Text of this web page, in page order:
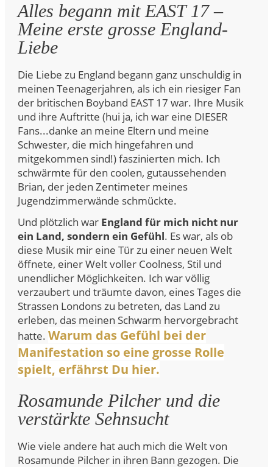
Alles begann mit EAST 17 –
Meine erste grosse England-
Liebe
Die Liebe zu England begann ganz unschuldig in
meinen Teenagerjahren, als ich ein riesiger Fan
der britischen Boyband EAST 17 war. Ihre Musik
und ihre Auftritte (hui ja, ich war eine DIESER
Fans...danke an meine Eltern und meine
Schwester, die mich hingefahren und
mitgekommen sind!) faszinierten mich. Ich
schwärmte für den coolen, gutaussehenden
Brian, der jeden Zentimeter meines
Jugendzimmerwände schmückte.
Und plötzlich war England für mich nicht nur
ein Land, sondern ein Gefühl. Es war, als ob
diese Musik mir eine Tür zu einer neuen Welt
öffnete, einer Welt voller Coolness, Stil und
unendlicher Möglichkeiten. Ich war völlig
verzaubert und träumte davon, eines Tages die
Strassen Londons zu betreten, das Land zu
erleben, das meinen Schwarm hervorgebracht
hatte. Warum das Gefühl bei der
Manifestation so eine grosse Rolle
spielt, erfährst Du hier.
Rosamunde Pilcher und die
verstärkte Sehnsucht
Wie viele andere hat auch mich die Welt von
Rosamunde Pilcher in ihren Bann gezogen. Die